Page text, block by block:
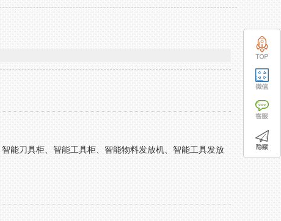
能刀具柜、智能工具柜、智能物料发放机、智能工具发放